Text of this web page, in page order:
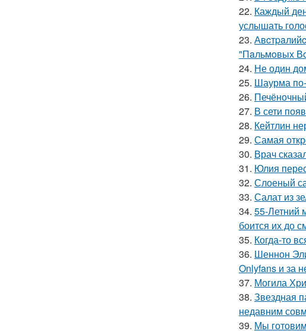
22. Каждый
услышать
23.
"Пaльмoвых
24. Не один
25. Шаурма
26.
27. В сети
28. Кейтлин
29. Самая
30. Врач
31. Юлия
32. Слоеный
33. Салат из
34. 55-Летний
боится их до
35. Когда-то
36. Шеннон
Onlyfans и за
37. Могила
38. Звездная
недавним
39. Мы